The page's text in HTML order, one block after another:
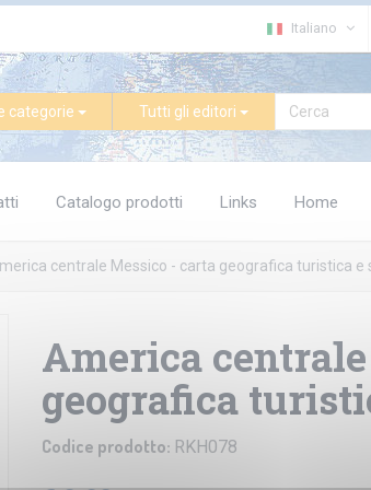
Italiano
categorie Tutti gli editori
Catalogo prodotti Links Home
centrale Messico - carta geografica turistica e
America
geografica
Codice prodotto: RKH078